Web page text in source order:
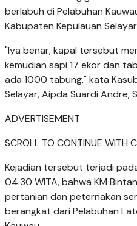
berlabuh di Pelabuhan
Kabupaten Kepulauan
"Iya benar, kapal tersebut
kemudian sapi 17 ekor dan
ada 1000 tabung," kata
Selayar, Aipda Suardi Andre,
ADVERTISEMENT
SCROLL TO CONTINUE WITH
Kejadian tersebut terjadi
04.30 WITA, bahwa KM
pertanian dan peternakan
berangkat dari Pelabuhan